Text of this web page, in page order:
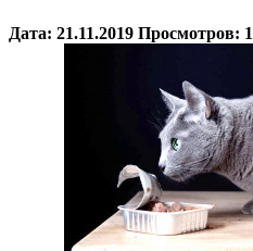
Дата: 21.11.2019 Просмотров: